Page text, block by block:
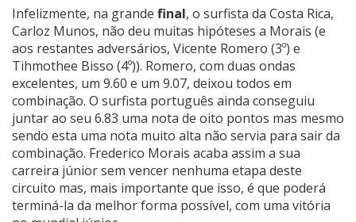
Infelizmente, na grande final, o surfista da Costa Rica,
Carloz Munos, não deu muitas hipóteses a Morais (e
aos restantes adversários, Vicente Romero (3º) e
Tihmothee Bisso (4º)). Romero, com duas ondas
excelentes, um 9.60 e um 9.07, deixou todos em
combinação. O surfista português ainda conseguiu
juntar ao seu 6.83 uma nota de oito pontos mas mesmo
sendo esta uma nota muito alta não servia para sair da
combinação. Frederico Morais acaba assim a sua
carreira júnior sem vencer nenhuma etapa deste
circuito mas, mais importante que isso, é que poderá
terminá-la da melhor forma possível, com uma vitória